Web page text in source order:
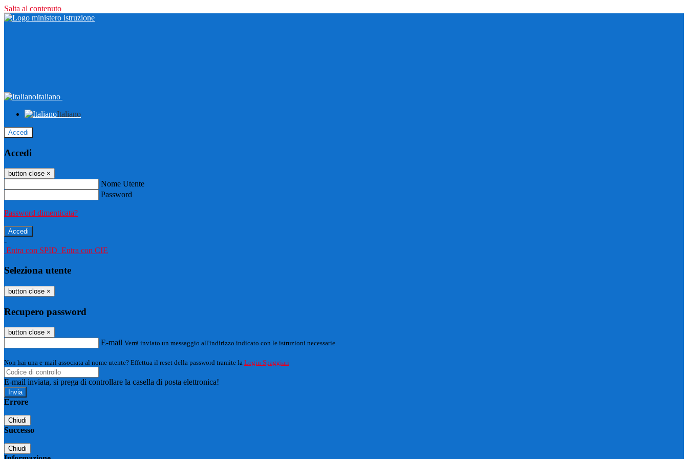
Salta al contenuto
Italiano
Italiano
Accedi
Accedi
button close ×
Nome Utente
Password
Password dimenticata?
-
Entra con SPID Entra con CIE
Seleziona utente
button close ×
Recupero password
button close ×
E-mail Verrà inviato un messaggio all'indirizzo indicato con le istruzioni necessarie.
Non hai una e-mail associata al nome utente? Effettua il reset della password tramite la Login Spaggiari
E-mail inviata, si prega di controllare la casella di posta elettronica!
Errore
Chiudi
Successo
Chiudi